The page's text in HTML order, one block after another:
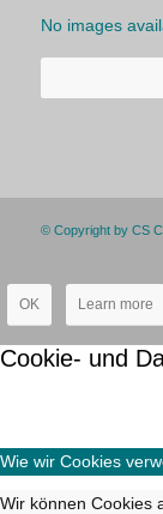
No images
© Copyright by CS
OK Learn more
Cookie- und
Wie wir Cookies
Wir können Cookies